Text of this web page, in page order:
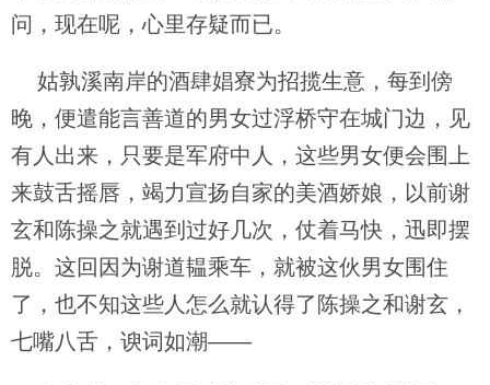
问，现在呢，心里存疑而已。
姑孰溪南岸的酒肆娼寮为招揽生意，每到傍
晚，便遣能言善道的男女过浮桥守在城门边，见
有人出来，只要是军府中人，这些男女便会围上
来鼓舌摇唇，竭力宣扬自家的美酒娇娘，以前谢
玄和陈操之就遇到过好几次，仗着马快，迅即摆
脱。这回因为谢道韫乘车，就被这伙男女围住
了，也不知这些人怎么就认得了陈操之和谢玄，
七嘴八舌，谀词如潮——